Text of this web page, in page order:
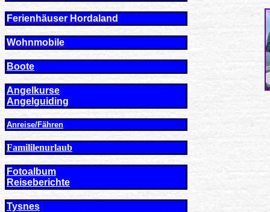
Ferienhäuser Hordaland
Wohnmobile
Boote
Angelkurse
Angel guiding
Anreise/Fähren
Famililenurlaub
Fotoalbum
Reiseberichte
Tysnes